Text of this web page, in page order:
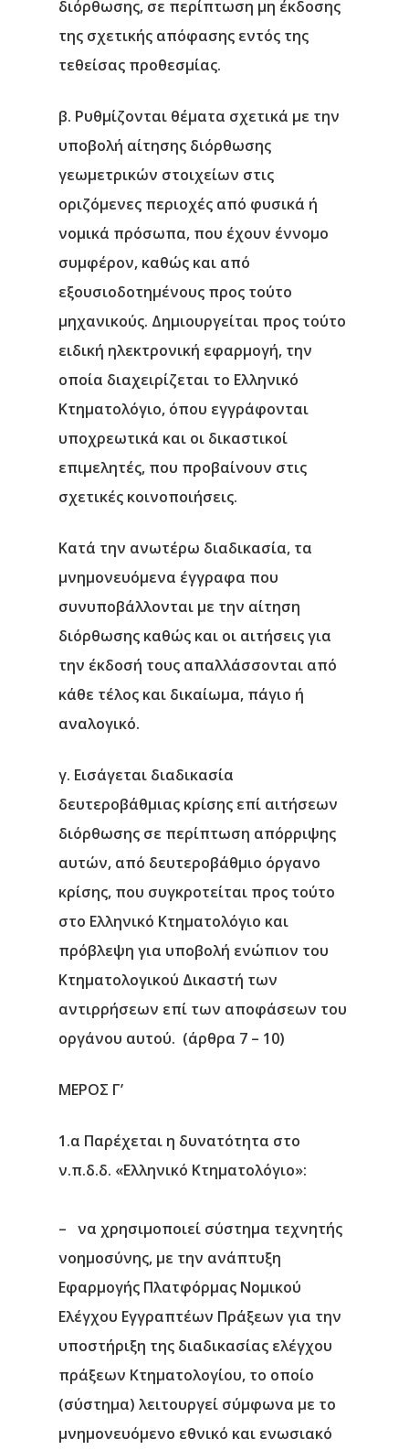
διόρθωσης, σε περίπτωση μη έκδοσης
της σχετικής απόφασης εντός της
τεθείσας προθεσμίας.
β. Ρυθμίζονται θέματα σχετικά με την
υποβολή αίτησης διόρθωσης
γεωμετρικών στοιχείων στις
οριζόμενες περιοχές από φυσικά ή
νομικά πρόσωπα, που έχουν έννομο
συμφέρον, καθώς και από
εξουσιοδοτημένους προς τούτο
μηχανικούς. Δημιουργείται προς τούτο
ειδική ηλεκτρονική εφαρμογή, την
οποία διαχειρίζεται το Ελληνικό
Κτηματολόγιο, όπου εγγράφονται
υποχρεωτικά και οι δικαστικοί
επιμελητές, που προβαίνουν στις
σχετικές κοινοποιήσεις.
Κατά την ανωτέρω διαδικασία, τα
μνημονευόμενα έγγραφα που
συνυποβάλλονται με την αίτηση
διόρθωσης καθώς και οι αιτήσεις για
την έκδοσή τους απαλλάσσονται από
κάθε τέλος και δικαίωμα, πάγιο ή
αναλογικό.
γ. Εισάγεται διαδικασία
δευτεροβάθμιας κρίσης επί αιτήσεων
διόρθωσης σε περίπτωση απόρριψης
αυτών, από δευτεροβάθμιο όργανο
κρίσης, που συγκροτείται προς τούτο
στο Ελληνικό Κτηματολόγιο και
πρόβλεψη για υποβολή ενώπιον του
Κτηματολογικού Δικαστή των
αντιρρήσεων επί των αποφάσεων του
οργάνου αυτού. (άρθρα 7 – 10)
ΜΕΡΟΣ Γ’
1.α Παρέχεται η δυνατότητα στο
ν.π.δ.δ. «Ελληνικό Κτηματολόγιο»:
– να χρησιμοποιεί σύστημα τεχνητής
νοημοσύνης, με την ανάπτυξη
Εφαρμογής Πλατφόρμας Νομικού
Ελέγχου Εγγραπτέων Πράξεων για την
υποστήριξη της διαδικασίας ελέγχου
πράξεων Κτηματολογίου, το οποίο
(σύστημα) λειτουργεί σύμφωνα με το
μνημονευόμενο εθνικό και ενωσιακό